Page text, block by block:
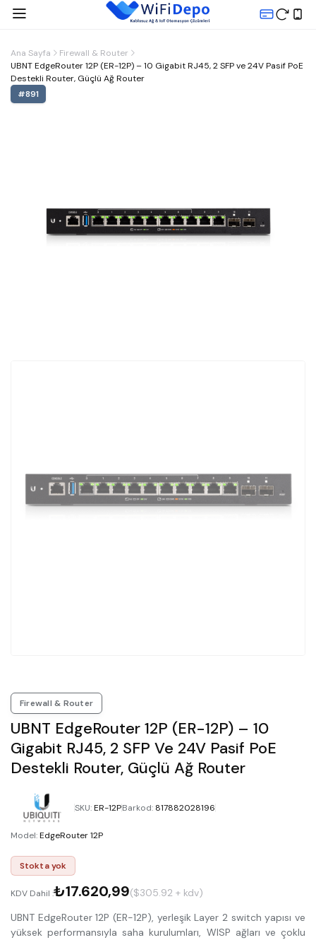
Ana Sayfa
Firewall & Router
UBNT EdgeRouter 12P (ER-12P) – 10 Gigabit RJ45, 2 SFP ve 24V Pasif PoE
Destekli Router, Güçlü Ağ Router
#891
Firewall & Router
UBNT EdgeRouter 12P (ER-12P) – 10
Gigabit RJ45, 2 SFP Ve 24V Pasif PoE
Destekli Router, Güçlü Ağ Router
SKU:ER-12PBarkod: 817882028196
Model:EdgeRouter 12P
Stokta yok
KDV Dahil :₺17.620,99($305.92 + kdv)
UBNT EdgeRouter 12P (ER-12P), yerleşik Layer 2 switch yapısı ve
yüksek performansıyla saha kurulumları, WISP ağları ve çoklu